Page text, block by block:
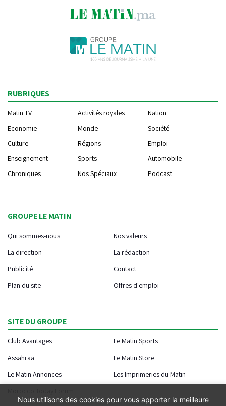
RUBRIQUES
Matin TV Activités royales
Nation
Economie
Monde
Société
Culture
Régions
Emploi
Enseignement
Sports
Automobile
Chroniques
Nos Spéciaux Podcast
GROUPE LE MATIN
Qui sommes-nous
Nos valeurs
La direction
La rédaction
Publicité
Contact
Plan du site
Offres d'emploi
SITE DU GROUPE
Club Avantages
Le Matin Sports
Assahraa
Le Matin Store
Le Matin Annonces
Les Imprimeries du Matin
Nous utilisons des cookies pour vous apporter la meilleure